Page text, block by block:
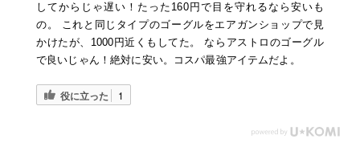
してからじゃ遅い！たった160円で目を守れるなら安いも
の。 これと同じタイプのゴーグルをエアガンショップで見
かけたが、1000円近くもしてた。 ならアストロのゴーグル
で良いじゃん！絶対に安い。コスパ最強アイテムだよ。
役に立った 1